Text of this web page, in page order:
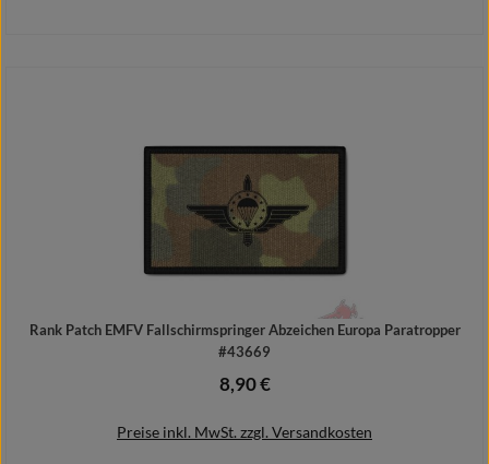
Rank Patch EMFV Fallschirmspringer Abzeichen Europa Paratropper
#43669
Regulärer Preis:
8,90 €
Preise inkl. MwSt. zzgl. Versandkosten